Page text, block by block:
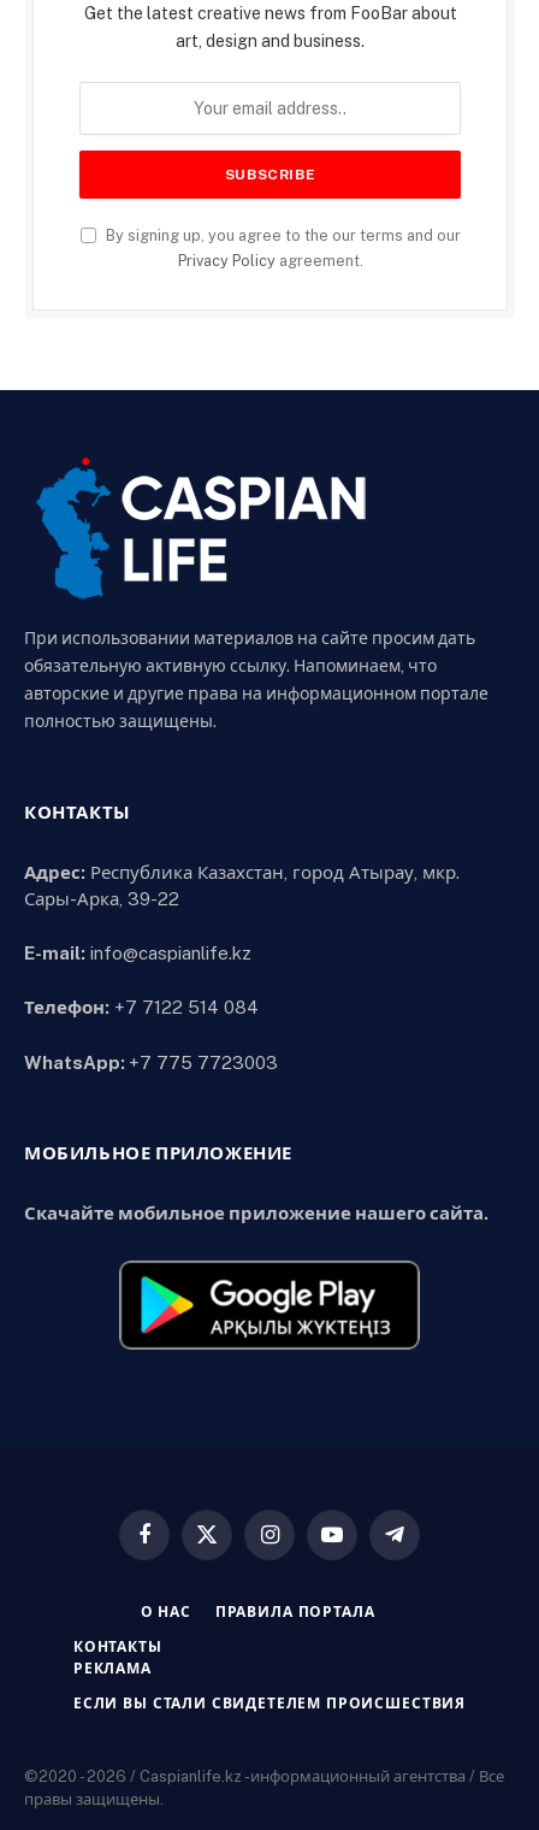
Get the latest creative news from FooBar about
art, design and business.
By signing up, you agree to the our terms and our
Privacy Policyagreement.
При использовании материалов на сайте просим дать
обязательную активную ссылку. Напоминаем, что
авторские и другие права на информационном портале
полностью защищены.
КОНТАКТЫ
Адрес: Республика Казахстан, город Атырау, мкр.
Сары-Арка, 39-22
E-mail: info@caspianlife.kz
Телефон: +7 7122 514 084
WhatsApp: +7 775 7723003
МОБИЛЬНОЕ ПРИЛОЖЕНИЕ
Скачайте мобильное приложение нашего сайта.
Facebook
X
InstagramYouTubeTelegram
О НАС ПРАВИЛА ПОРТАЛА
КОНТАКТЫ
РЕКЛАМА
ЕСЛИ ВЫ СТАЛИ СВИДЕТЕЛЕМ ПРОИСШЕСТВИЯ
©2020 - 2026 / Caspianlife.kz -информационный агентства / Все
правы защищены.